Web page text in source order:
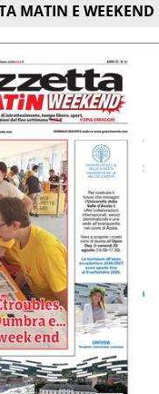
MATIN E WEEKEND